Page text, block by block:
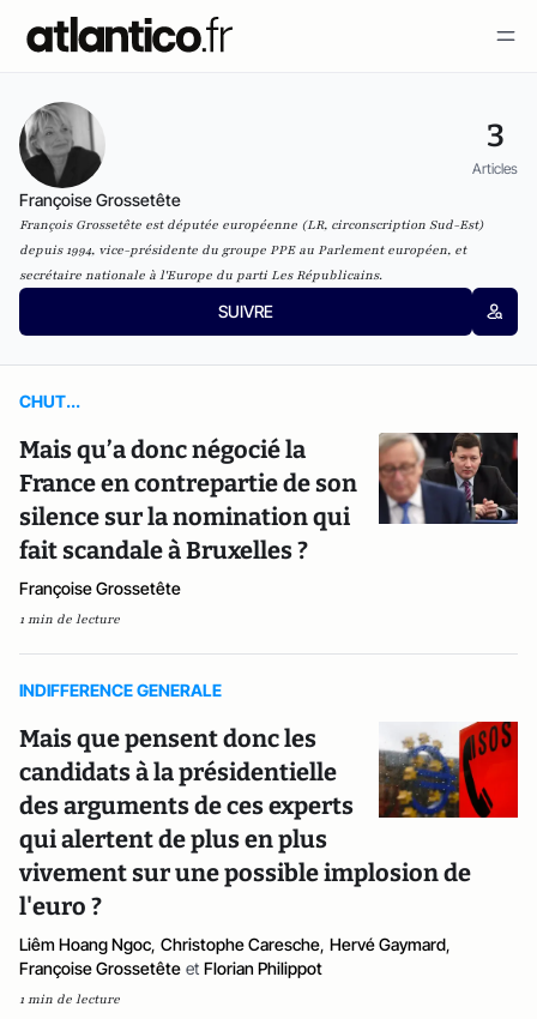
3
Articles
Françoise Grossetête
François Grossetête est députée européenne (LR, circonscription Sud-Est)
depuis 1994, vice-présidente du groupe PPE au Parlement européen, et
secrétaire nationale à l'Europe du parti Les Républicains.
SUIVRE
CHUT...
Mais qu’a donc négocié la
France en contrepartie de son
silence sur la nomination qui
fait scandale à Bruxelles ?
Françoise Grossetête
1 min de lecture
INDIFFERENCE GENERALE
Mais que pensent donc les
candidats à la présidentielle
des arguments de ces experts
qui alertent de plus en plus
vivement sur une possible implosion de
l'euro ?
Liêm Hoang Ngoc, Christophe Caresche, Hervé Gaymard,
Françoise Grossetête et Florian Philippot
1 min de lecture